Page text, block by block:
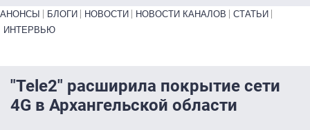
Primary links bottom
АНОНСЫ БЛОГИ НОВОСТИ НОВОСТИ КАНАЛОВ
СТАТЬИ
ИНТЕРВЬЮ
"Tele2" расширила покрытие сети
4G в Архангельской области